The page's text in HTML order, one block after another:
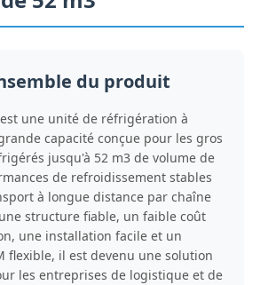
du produit
est une unité de réfrigération à
capacité conçue pour les gros
jusqu'à 52 m3 de volume de
de refroidissement stables
à longue distance par chaîne
structure fiable, un faible coût
une installation facile et un
flexible, il est devenu une solution
les entreprises de logistique et de